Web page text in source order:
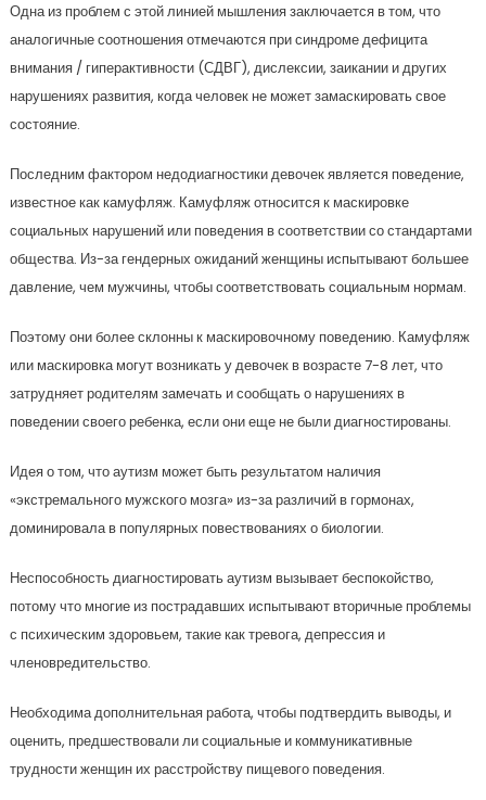
Одна из проблем с этой линией мышления заключается в том, что
аналогичные соотношения отмечаются при синдроме дефицита
внимания / гиперактивности (СДВГ), дислексии, заикании и других
нарушениях развития, когда человек не может замаскировать свое
состояние.
Последним фактором недодиагностики девочек является поведение,
известное как камуфляж. Камуфляж относится к маскировке
социальных нарушений или поведения в соответствии со стандартами
общества. Из-за гендерных ожиданий женщины испытывают большее
давление, чем мужчины, чтобы соответствовать социальным нормам.
Поэтому они более склонны к маскировочному поведению. Камуфляж
или маскировка могут возникать у девочек в возрасте 7-8 лет, что
затрудняет родителям замечать и сообщать о нарушениях в
поведении своего ребенка, если они еще не были диагностированы.
Идея о том, что аутизм может быть результатом наличия
«экстремального мужского мозга» из-за различий в гормонах,
доминировала в популярных повествованиях о биологии.
Неспособность диагностировать аутизм вызывает беспокойство,
потому что многие из пострадавших испытывают вторичные проблемы
с психическим здоровьем, такие как тревога, депрессия и
членовредительство.
Необходима дополнительная работа, чтобы подтвердить выводы, и
оценить, предшествовали ли социальные и коммуникативные
трудности женщин их расстройству пищевого поведения.